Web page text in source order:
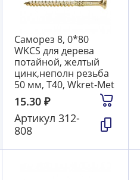
Саморез 8, 0*80
WKCS для дерева
потайной, желтый
цинк,неполн резьба
50 мм, T40, Wkret-Met
15.30₽
Артикул312-
808